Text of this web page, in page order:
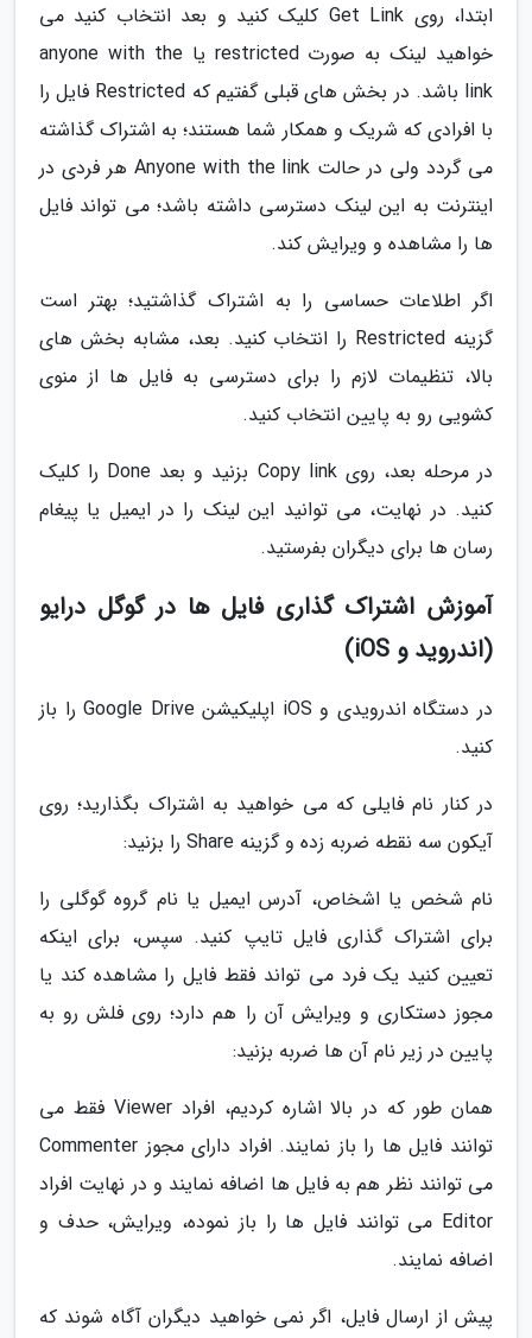
ابتدا، روی Get Link کلیک کنید و بعد انتخاب کنید می
خواهید لینک به صورت restricted یا anyone with the
link باشد. در بخش های قبلی گفتیم که Restricted فایل را
با افرادی که شریک و همکار شما هستند؛ به اشتراک گذاشته
می گردد ولی در حالت Anyone with the link هر فردی در
اینترنت به این لینک دسترسی داشته باشد؛ می تواند فایل
ها را مشاهده و ویرایش کند.
اگر اطلاعات حساسی را به اشتراک گذاشتید؛ بهتر است
گزینه Restricted را انتخاب کنید. بعد، مشابه بخش های
بالا، تنظیمات لازم را برای دسترسی به فایل ها از منوی
کشویی رو به پایین انتخاب کنید.
در مرحله بعد، روی Copy link بزنید و بعد Done را کلیک
کنید. در نهایت، می توانید این لینک را در ایمیل یا پیغام
رسان ها برای دیگران بفرستید.
آموزش اشتراک گذاری فایل ها در گوگل درایو
(اندروید و iOS)
در دستگاه اندرویدی و iOS اپلیکیشن Google Drive را باز
کنید.
در کنار نام فایلی که می خواهید به اشتراک بگذارید؛ روی
آیکون سه نقطه ضربه زده و گزینه Share را بزنید:
نام شخص یا اشخاص، آدرس ایمیل یا نام گروه گوگلی را
برای اشتراک گذاری فایل تایپ کنید. سپس، برای اینکه
تعیین کنید یک فرد می تواند فقط فایل را مشاهده کند یا
مجوز دستکاری و ویرایش آن را هم دارد؛ روی فلش رو به
پایین در زیر نام آن ها ضربه بزنید:
همان طور که در بالا اشاره کردیم، افراد Viewer فقط می
توانند فایل ها را باز نمایند. افراد دارای مجوز Commenter
می توانند نظر هم به فایل ها اضافه نمایند و در نهایت افراد
Editor می توانند فایل ها را باز نموده، ویرایش، حدف و
اضافه نمایند.
پیش از ارسال فایل، اگر نمی خواهید دیگران آگاه شوند که